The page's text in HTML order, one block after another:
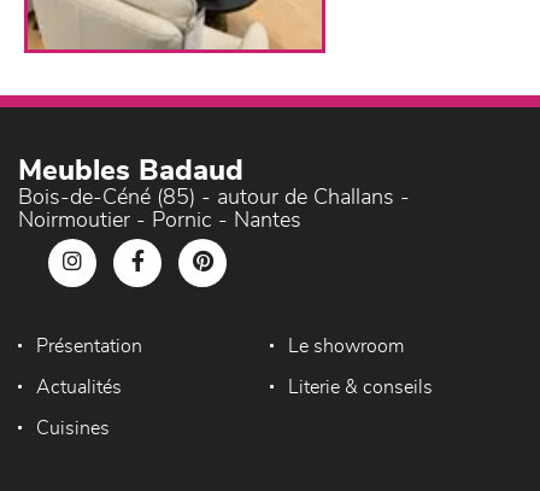
Meubles Badaud
Bois-de-Céné (85) - autour de Challans -
Noirmoutier - Pornic - Nantes
Présentation Le showroom
Actualités Literie & conseils
Cuisines